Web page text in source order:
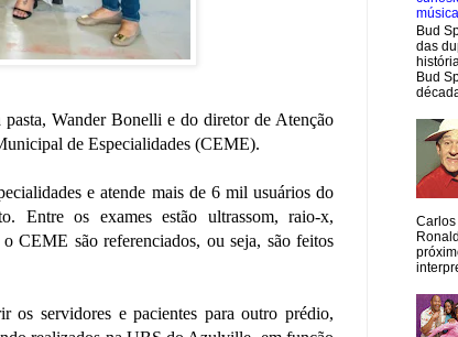
Wander Bonelli e do diretor de Atenção
de Especialidades (CEME).
e atende mais de 6 mil usuários do
Entre os exames estão ultrassom, raio-x,
CEME são referenciados, ou seja, são feitos
os servidores e pacientes para outro prédio,
Bud
das
Bud
Carlos